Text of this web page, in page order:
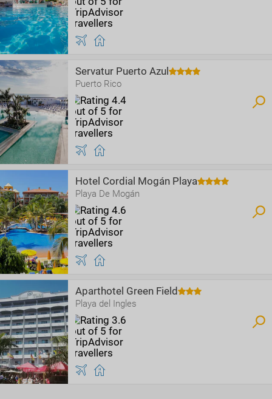
Servatur Puerto Azul
Puerto Rico
Hotel Cordial Mogán Playa
Playa De Mogán
Aparthotel Green Field
Playa del Ingles